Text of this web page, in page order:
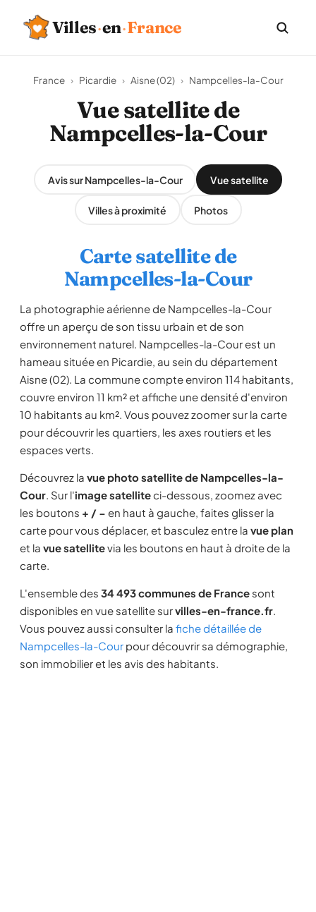
Villes·en·France
France › Picardie › Aisne (02) › Nampcelles-la-Cour
Vue satellite de
Nampcelles-la-Cour
Avis sur Nampcelles-la-Cour Vue satellite
Villes à proximité Photos
Carte satellite de
Nampcelles-la-Cour
La photographie aérienne de Nampcelles-la-Cour
offre un aperçu de son tissu urbain et de son
environnement naturel. Nampcelles-la-Cour est un
hameau située en Picardie, au sein du département
Aisne (02). La commune compte environ 114 habitants,
couvre environ 11 km² et affiche une densité d'environ
10 habitants au km². Vous pouvez zoomer sur la carte
pour découvrir les quartiers, les axes routiers et les
espaces verts.
Découvrez la vue photo satellite de Nampcelles-la-
Cour. Sur l'image satelliteci-dessous, zoomez avec
les boutons + / − en haut à gauche, faites glisser la
carte pour vous déplacer, et basculez entre la vue plan
et la vue satellitevia les boutons en haut à droite de la
carte.
L'ensemble des 34 493 communes de France sont
disponibles en vue satellite survilles-en-france.fr.
Vous pouvez aussi consulter la fiche détaillée de
Nampcelles-la-Cour pour découvrir sa démographie,
son immobilier et les avis des habitants.